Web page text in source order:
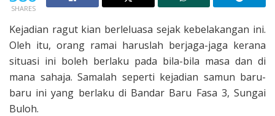
SHARES
Kejadian ragut kian berleluasa sejak kebelakangan ini.
Oleh itu, orang ramai haruslah berjaga-jaga kerana
situasi ini boleh berlaku pada bila-bila masa dan di
mana sahaja. Samalah seperti kejadian samun baru-
baru ini yang berlaku di Bandar Baru Fasa 3, Sungai
Buloh.